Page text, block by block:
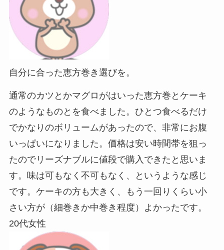
自分に合った恵方巻き選びを。
通常のカツとかマグロがはいった恵方巻とケーキ
のようなものとを食べました。ひとつ食べるだけ
でかなりのボリュームがあったので、非常にお腹
いっぱいになりました。価格は安い時間帯を狙っ
たのでリーズナブルに値段で購入できたと思いま
す。味は可もなく不可もなく、というような感じ
です。ケーキの方も大きく、もう一回りくらい小
さい方が（細巻きか中巻き程度）よかったです。
20代女性